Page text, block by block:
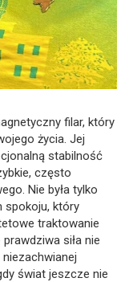
filar, który
życia. Jej
stabilność
często
Nie była tylko
spokoju, który
traktowanie
siła nie
świat jeszcze nie